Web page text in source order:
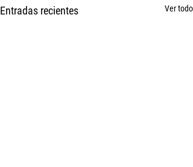
Entradas recientes Ver todo